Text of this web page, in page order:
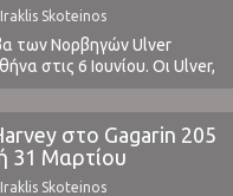
Skoteinos
των Νορβηγών Ulver
στις 6 Ιουνίου. Οι Ulver,
μορφές από το 1993
13 album και έχουν
μουσικά είδη, από το
τους εποχής,
σε πιο folk μονοπάτια,
στο Gagarin 205
31 Μαρτίου
Skoteinos